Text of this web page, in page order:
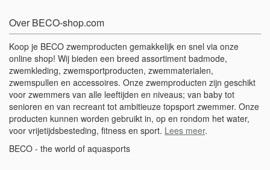
Over BECO-shop.com
Koop je BECO zwemproducten gemakkelijk en snel via onze
online shop! Wij bieden een breed assortiment badmode,
zwemkleding, zwemsportproducten, zwemmaterialen,
zwemspullen en accessoires. Onze zwemproducten zijn geschikt
voor zwemmers van alle leeftijden en niveaus; van baby tot
senioren en van recreant tot ambitieuze topsport zwemmer. Onze
producten kunnen worden gebruikt in, op en rondom het water,
voor vrijetijdsbesteding, fitness en sport. Lees meer.
BECO - the world of aquasports